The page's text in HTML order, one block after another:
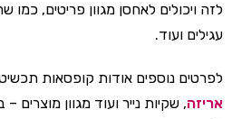
לזה ויכולים לאחסן מגוון פריטים,
עגילים ועוד.
לפרטים נוספים אודות קופסאות
אריזה, שקיות נייר ועוד מגוון מוצרים –